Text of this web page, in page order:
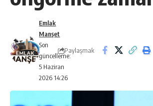
Son
güncelleme:
5 Haziran
2026 14:26
Emlak
Manşet
Paylaşmak